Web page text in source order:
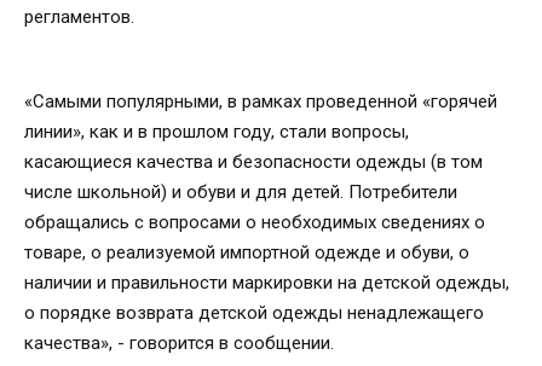
регламентов.
«Самыми популярными, в рамках проведенной «горячей
линии», как и в прошлом году, стали вопросы,
касающиеся качества и безопасности одежды (в том
числе школьной) и обуви и для детей. Потребители
обращались с вопросами о необходимых сведениях о
товаре, о реализуемой импортной одежде и обуви, о
наличии и правильности маркировки на детской одежды,
о порядке возврата детской одежды ненадлежащего
качества», - говорится в сообщении.